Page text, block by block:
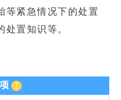
等紧急情况下的处置
置知识等。
!